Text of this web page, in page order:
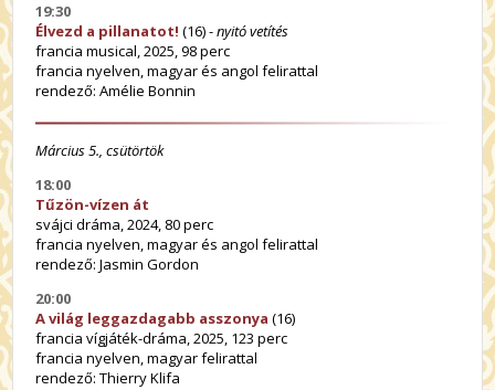
19:30
Élvezd a pillanatot! (16) -nyitó vetítés
francia musical, 2025, 98 perc
francia nyelven, magyar és angol felirattal
rendező: Amélie Bonnin
Március 5., csütörtök
18:00
Tűzön-vízen át
svájci dráma, 2024, 80 perc
francia nyelven, magyar és angol felirattal
rendező: Jasmin Gordon
20:00
A világ leggazdagabb asszonya (16)
francia vígjáték-dráma, 2025, 123 perc
francia nyelven, magyar felirattal
rendező: Thierry Klifa